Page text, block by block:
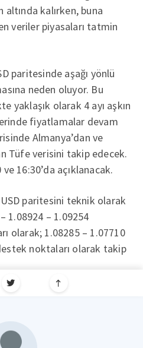
kalırken, buna
veriler piyasaları tatmin
paritesinde aşağı yönlü
neden oluyor. Bu
yaklaşık olarak 4 ayı aşkın
fiyatlamalar devam
Almanya’dan ve
Tüfe verisini takip edecek.
16:30’da açıklanacak.
paritesini teknik olarak
1.08924 – 1.09254
olarak; 1.08285 – 1.07710
noktaları olarak takip